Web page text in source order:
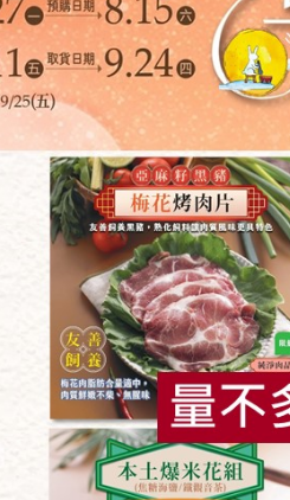
使用農藥與化肥，保護樹林與環
惜食 RPET 食譜 減